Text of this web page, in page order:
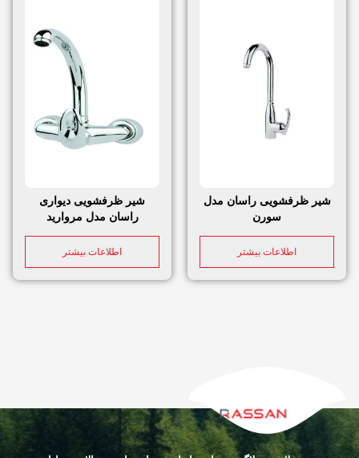
شیر ظرفشویی راسان مدل
سورن
اطلاعات بیشتر
شیر ظرفشویی دیواری
راسان مدل مروارید
اطلاعات بیشتر